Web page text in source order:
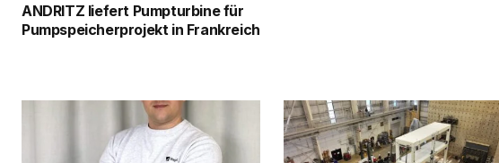
ANDRITZ liefert Pumpturbine für
Pumpspeicherprojekt in Frankreich